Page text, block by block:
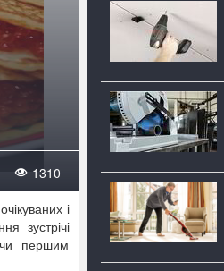
1310
і
зустрічі
першим